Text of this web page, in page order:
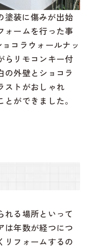
塗装に傷みが出始
ォームを行った事
コラウォールナッ
らリモコンキー付
の外壁とショコラ
ストがおしゃれ
ができました。
れる場所といって
は年数が経つにつ
リフォームするの